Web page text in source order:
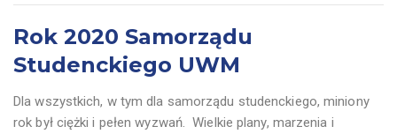
Rok 2020 Samorządu
Studenckiego UWM
Dla wszystkich, w tym dla samorządu studenckiego, miniony
rok był ciężki i pełen wyzwań. Wielkie plany, marzenia i